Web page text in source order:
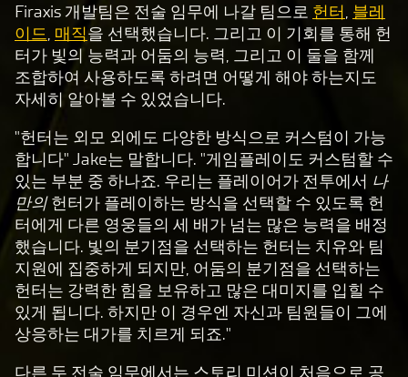
A
c
c
e
t
&
P
l
a
y
재
생
을
Firaxis 개발팀은 전술 임무에 나갈 팀으로 헌터, 블레
이드, 매직을 선택했습니다. 그리고 이 기회를 통해 헌
터가 빛의 능력과 어둠의 능력, 그리고 이 둘을 함께
조합하여 사용하도록 하려면 어떻게 해야 하는지도
자세히 알아볼 수 있었습니다.
"헌터는 외모 외에도 다양한 방식으로 커스텀이 가능
합니다" Jake는 말합니다. "게임플레이도 커스텀할 수
있는 부분 중 하나죠. 우리는 플레이어가 전투에서 나
만의헌터가 플레이하는 방식을 선택할 수 있도록 헌
터에게 다른 영웅들의 세 배가 넘는 많은 능력을 배정
했습니다. 빛의 분기점을 선택하는 헌터는 치유와 팀
지원에 집중하게 되지만, 어둠의 분기점을 선택하는
헌터는 강력한 힘을 보유하고 많은 대미지를 입힐 수
있게 됩니다. 하지만 이 경우엔 자신과 팀원들이 그에
상응하는 대가를 치르게 되죠."
다른 두 전술 임무에서는 스토리 미션이 처음으로 공